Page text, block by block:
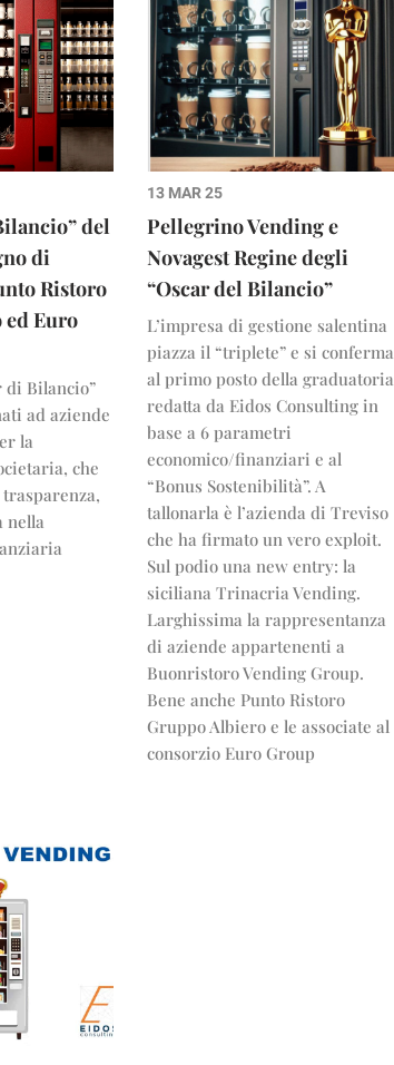
del
di
Ristoro
Euro
di Bilancio”
ad aziende
la
che
nella
13 MAR 25
Pellegrino Vending e
Novagest Regine degli
“Oscar del Bilancio”
L’impresa di gestione salentina
piazza il “triplete” e si conferma
al primo posto della graduatoria
redatta da Eidos Consulting in
base a 6 parametri
economico/finanziari e al
“Bonus Sostenibilità”. A
tallonarla è l’azienda di Treviso
che ha firmato un vero exploit.
Sul podio una new entry: la
siciliana Trinacria Vending.
Larghissima la rappresentanza
di aziende appartenenti a
Buonristoro Vending Group.
Bene anche Punto Ristoro
Gruppo Albiero e le associate al
consorzio Euro Group